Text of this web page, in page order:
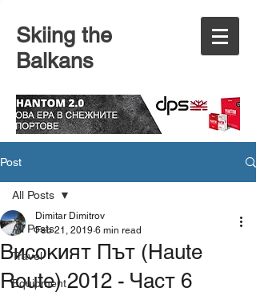
Skiing the
Balkans
Post
All Posts
Travel
Еquipment
All Posts
Високият Път (Haute
Route) 2012 - Част 6
Dimitar Dimitrov
Feb 21, 2019 6 min read